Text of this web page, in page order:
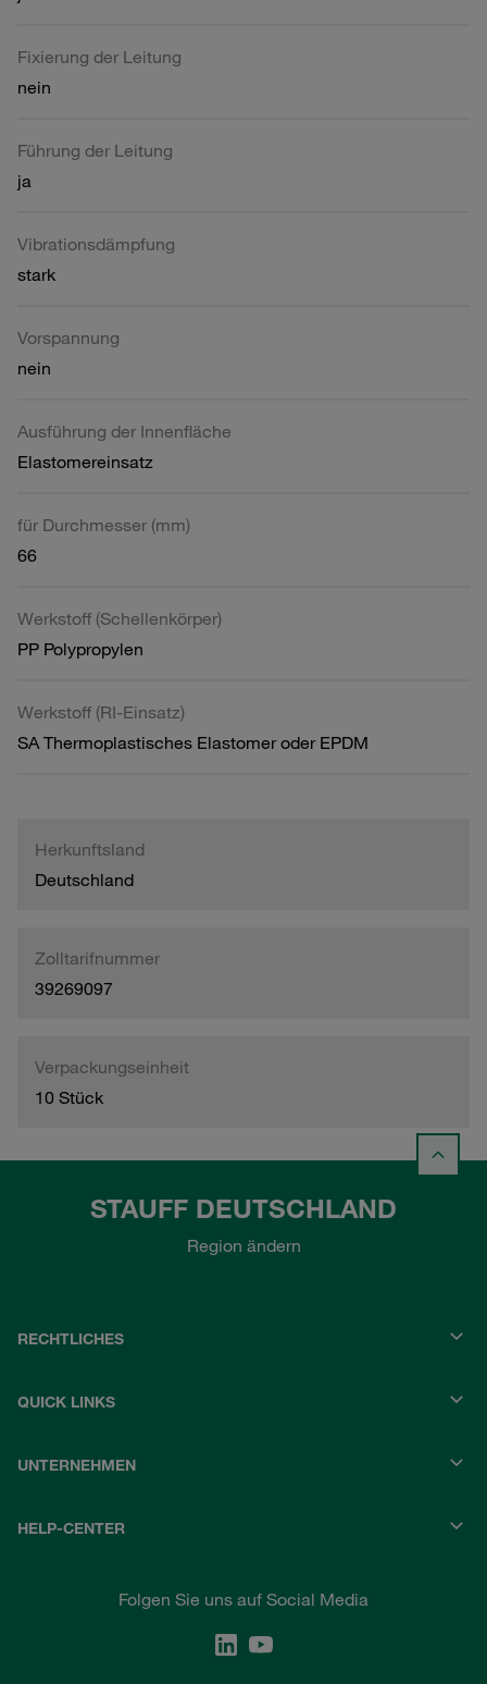
Fixierung der Leitung
nein
Führung der Leitung
ja
Vibrationsdämpfung
stark
Vorspannung
nein
Ausführung der Innenfläche
Elastomereinsatz
für Durchmesser (mm)
66
Werkstoff (Schellenkörper)
PP Polypropylen
Werkstoff (RI-Einsatz)
SA Thermoplastisches Elastomer oder EPDM
Herkunftsland
Deutschland
Zolltarifnummer
39269097
Verpackungseinheit
10 Stück
STAUFF DEUTSCHLAND
Region ändern
RECHTLICHES
QUICK LINKS
UNTERNEHMEN
HELP-CENTER
Folgen Sie uns auf Social Media